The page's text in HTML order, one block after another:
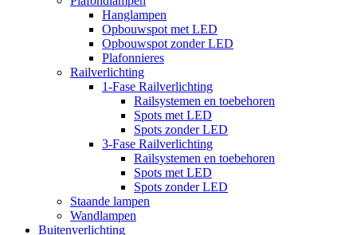
Hanglampen
Opbouwspot met LED
Opbouwspot zonder LED
Plafonnieres
Railverlichting
1-Fase Railverlichting
Railsystemen en toebehoren
Spots met LED
Spots zonder LED
3-Fase Railverlichting
Railsystemen en toebehoren
Spots met LED
Spots zonder LED
Staande lampen
Wandlampen
Buitenverlichting